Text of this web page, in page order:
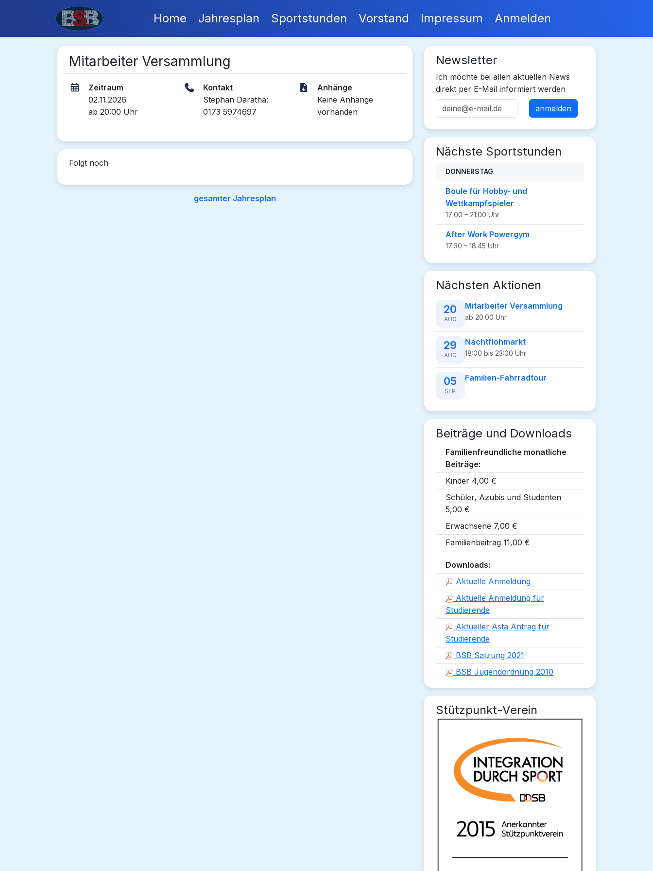
Home Jahresplan Sportstunden Vorstand Impressum Anmelden
Mitarbeiter Versammlung
Zeitraum
02.11.2026
ab 20:00 Uhr
Kontakt
Stephan Daratha:
0173 5974697
Anhänge
Keine Anhänge
vorhanden
Folgt noch
gesamter Jahresplan
Newsletter
Ich möchte bei allen aktuellen News
direkt per E-Mail informiert werden
Nächste Sportstunden
DONNERSTAG
Boule für Hobby- und
Wettkampfspieler
17:00 – 21:00 Uhr
After Work Powergym
17:30 – 18:45 Uhr
Nächsten Aktionen
20
AUG
Mitarbeiter Versammlung
ab 20:00 Uhr
29
AUG
Nachtflohmarkt
18:00 bis 23:00 Uhr
05
SEP
Familien-Fahrradtour
Beiträge und Downloads
Familienfreundliche monatliche
Beiträge:
Kinder 4,00 €
Schüler, Azubis und Studenten
5,00 €
Erwachsene 7,00 €
Familienbeitrag 11,00 €
Downloads:
Aktuelle Anmeldung
Aktuelle Anmeldung für
Studierende
Aktueller Asta Antrag für
Studierende
BSB Satzung 2021
BSB Jugendordnung 2010
Stützpunkt-Verein